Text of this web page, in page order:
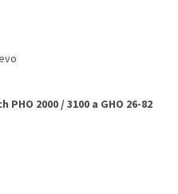
PHO 2000 / 3100 a GHO 26-82